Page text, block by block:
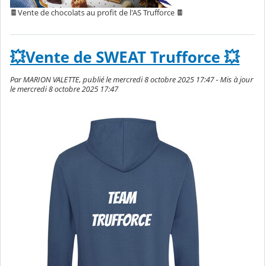
🍫Vente de chocolats au profit de l'AS Trufforce 🍫
💥Vente de SWEAT Trufforce 💥
Par MARION VALETTE, publié le mercredi 8 octobre 2025 17:47 - Mis à jour
le mercredi 8 octobre 2025 17:47